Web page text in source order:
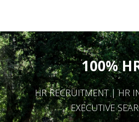
100%
HR RECRUITMENT | HR
EXECUTIVE